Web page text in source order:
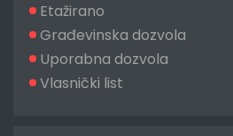
Etažirano
Građevinska dozvola
Uporabna dozvola
Vlasnički list